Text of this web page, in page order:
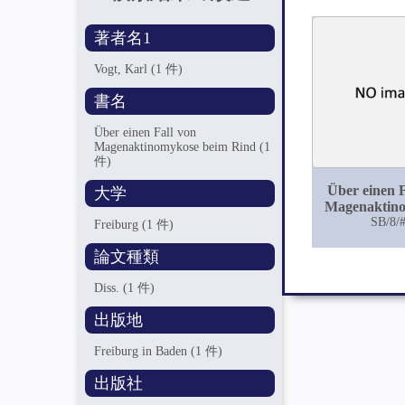
著者名1
Vogt, Karl(1 件)
書名
Über einen Fall von
Magenaktinomykose beim Rind(1
件)
大学
Freiburg(1 件)
論文種類
Diss.(1 件)
出版地
Freiburg in Baden(1 件)
出版社
Über einen
beim
SB/8/#